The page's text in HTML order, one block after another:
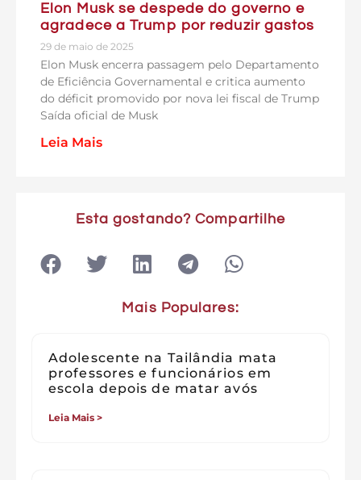
Elon Musk se despede do governo e
agradece a Trump por reduzir gastos
29 de maio de 2025
Elon Musk encerra passagem pelo Departamento
de Eficiência Governamental e critica aumento
do déficit promovido por nova lei fiscal de Trump
Saída oficial de Musk
Leia Mais
Esta gostando? Compartilhe
Mais Populares:
Adolescente na Tailândia mata
professores e funcionários em
escola depois de matar avós
Leia Mais >